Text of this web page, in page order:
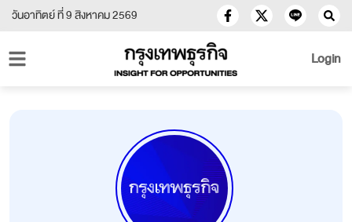
วันอาทิตย์ ที่ 9 สิงหาคม 2569
Login